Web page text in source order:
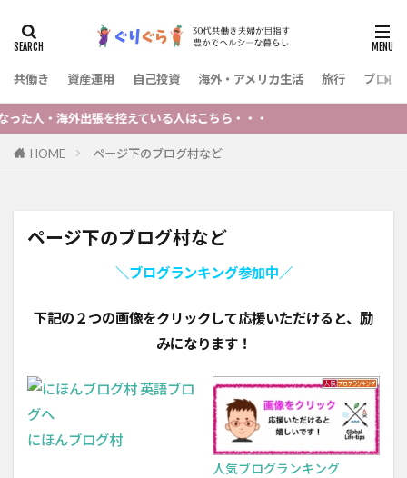
共働き 資産運用 自己投資 海外・アメリカ生活 旅行 プロフ
人・海外出張を控えている人はこちら・・・
HOME ページ下のブログ村など
ページ下のブログ村など
＼ブログランキング参加中／
下記の２つの画像をクリックして応援いただけると、励
みになります！
にほんブログ村
人気ブログランキング